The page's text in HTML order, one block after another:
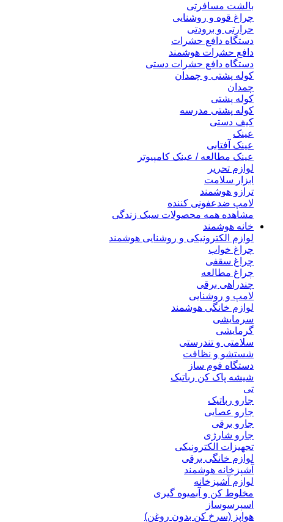
بالشت مسافرتی
چراغ قوه و روشنایی
حرارتی و برودتی
دستگاه دافع حشرات
دافع حشرات هوشمند
دستگاه دافع حشرات دستی
کوله پشتی و چمدان
چمدان
کوله پشتی
کوله پشتی مدرسه
کیف دستی
عینک
عینک آفتابی
عینک مطالعه / عینک کامپیوتر
لوازم تحریر
ابزار سلامت
ترازو هوشمند
لامپ ضدعفونی کننده
مشاهده همه محصولات سبک زندگی
خانه هوشمند
لوازم الکترونیکی و روشنایی هوشمند
چراغ خواب
چراغ سقفی
چراغ مطالعه
چندراهی برقی
لامپ و روشنایی
لوازم خانگی هوشمند
سرمایشی
گرمایشی
سلامتی و تندرستی
شستشو و نظافت
دستگاه فوم ساز
شیشه پاک کن رباتیک
تی
جارو رباتیک
جارو عصایی
جارو برقی
جارو شارژی
تجهیزات الکترونیکی
لوازم خانگی برقی
آشپزخانه هوشمند
لوازم آشپزخانه
مخلوط کن و آبمیوه گیری
اسپرسوساز
هواپز (سرخ کن بدون روغن)